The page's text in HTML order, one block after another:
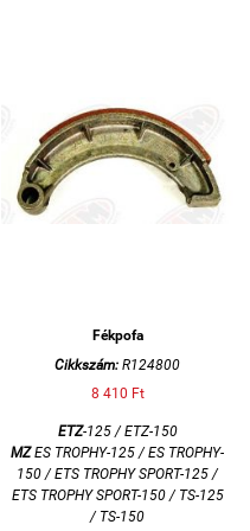
Fékpofa
Cikkszám: R124800
8 410 Ft
ETZ-125 / ETZ-150
MZES TROPHY-125 / ES TROPHY-
150 / ETS TROPHY SPORT-125 /
ETS TROPHY SPORT-150 / TS-125
/ TS-150